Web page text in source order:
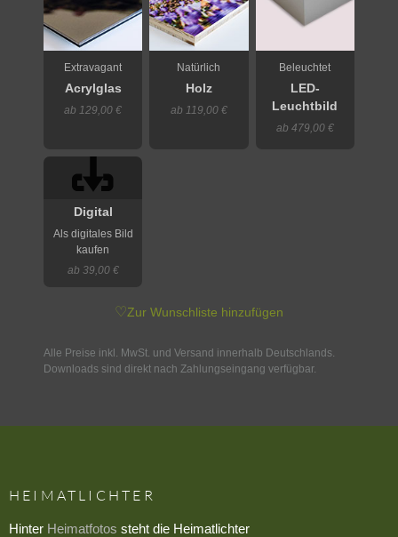
Extravagant
Acrylglas
ab 129,00 €
Natürlich
Holz
ab 119,00 €
Beleuchtet
LED-
Leuchtbild
ab 479,00 €
Digital
Als digitales Bild
kaufen
ab 39,00 €
♡Zur Wunschliste hinzufügen
Alle Preise inkl. MwSt. und Versand innerhalb Deutschlands.
Downloads sind direkt nach Zahlungseingang verfügbar.
HEIMATLICHTER
Hinter Heimatfotos steht die Heimatlichter